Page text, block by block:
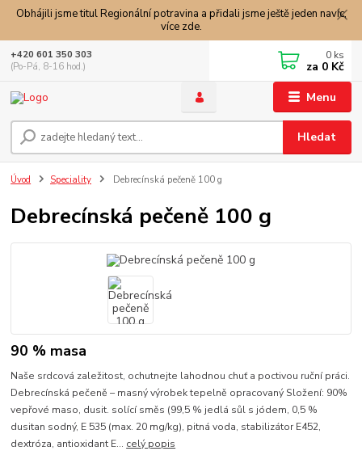
Obhájili jsme titul Regionální potravina a přidali jsme ještě jeden navíc,
více zde.
Menu
Hledat
+420 601 350 303
(Po-Pá, 8-16 hod.)
0 ks
za 0 Kč
Úvod Speciality Debrecínská pečeně 100 g
Debrecínská pečeně 100 g
90 % masa
Naše srdcová zaležitost, ochutnejte lahodnou chuť a poctivou ruční práci.
Debrecínská pečeně – masný výrobek tepelně opracovaný Složení: 90%
vepřové maso, dusit. solící směs (99,5 % jedlá sůl s jódem, 0,5 %
dusitan sodný, E 535 (max. 20 mg/kg), pitná voda, stabilizátor E452,
dextróza, antioxidant E... celý popis